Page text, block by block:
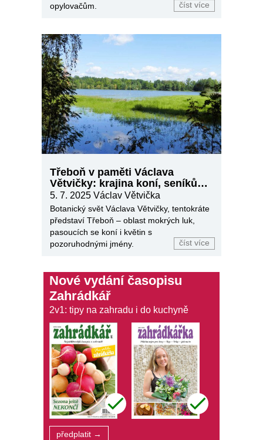
opylovačům.
číst více
Třeboň v paměti Václava
Větvičky: krajina koní, seníků a
květin
5. 7. 2025 Václav Větvička
Botanický svět Václava Větvičky, tentokráte
představí Třeboň – oblast mokrých luk,
pasoucích se koní i květin s
pozoruhodnými jmény.
číst více
Nové vydání časopisu
Zahrádkář
2v1: tipy na zahradu i do kuchyně
předplatit →